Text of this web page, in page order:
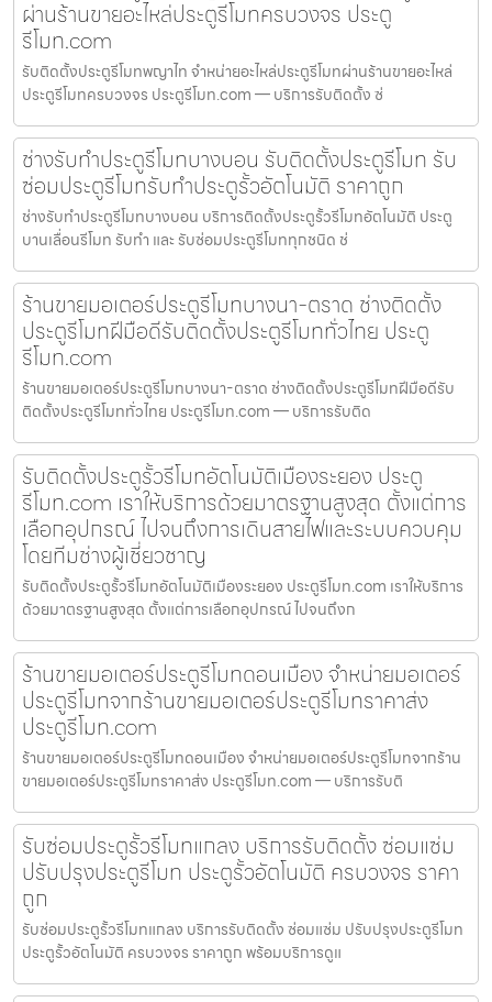
ผ่านร้านขายอะไหล่ประตูรีโมทครบวงจร ประตู
รีโมท.com
รับติดตั้งประตูรีโมทพญาไท จำหน่ายอะไหล่ประตูรีโมทผ่านร้านขายอะไหล่
ประตูรีโมทครบวงจร ประตูรีโมท.com — บริการรับติดตั้ง ซ่
ช่างรับทำประตูรีโมทบางบอน รับติดตั้งประตูรีโมท รับ
ซ่อมประตูรีโมทรับทำประตูรั้วอัตโนมัติ ราคาถูก
ช่างรับทำประตูรีโมทบางบอน บริการติดตั้งประตูรั้วรีโมทอัตโนมัติ ประตู
บานเลื่อนรีโมท รับทำ และ รับซ่อมประตูรีโมททุกชนิด ช่
ร้านขายมอเตอร์ประตูรีโมทบางนา-ตราด ช่างติดตั้ง
ประตูรีโมทฝีมือดีรับติดตั้งประตูรีโมททั่วไทย ประตู
รีโมท.com
ร้านขายมอเตอร์ประตูรีโมทบางนา-ตราด ช่างติดตั้งประตูรีโมทฝีมือดีรับ
ติดตั้งประตูรีโมททั่วไทย ประตูรีโมท.com — บริการรับติด
รับติดตั้งประตูรั้วรีโมทอัตโนมัติเมืองระยอง ประตู
รีโมท.com เราให้บริการด้วยมาตรฐานสูงสุด ตั้งแต่การ
เลือกอุปกรณ์ ไปจนถึงการเดินสายไฟและระบบควบคุม
โดยทีมช่างผู้เชี่ยวชาญ
รับติดตั้งประตูรั้วรีโมทอัตโนมัติเมืองระยอง ประตูรีโมท.com เราให้บริการ
ด้วยมาตรฐานสูงสุด ตั้งแต่การเลือกอุปกรณ์ ไปจนถึงก
ร้านขายมอเตอร์ประตูรีโมทดอนเมือง จำหน่ายมอเตอร์
ประตูรีโมทจากร้านขายมอเตอร์ประตูรีโมทราคาส่ง
ประตูรีโมท.com
ร้านขายมอเตอร์ประตูรีโมทดอนเมือง จำหน่ายมอเตอร์ประตูรีโมทจากร้าน
ขายมอเตอร์ประตูรีโมทราคาส่ง ประตูรีโมท.com — บริการรับติ
รับซ่อมประตูรั้วรีโมทแกลง บริการรับติดตั้ง ซ่อมแซ่ม
ปรับปรุงประตูรีโมท ประตูรั้วอัตโนมัติ ครบวงจร ราคา
ถูก
รับซ่อมประตูรั้วรีโมทแกลง บริการรับติดตั้ง ซ่อมแซ่ม ปรับปรุงประตูรีโมท
ประตูรั้วอัตโนมัติ ครบวงจร ราคาถูก พร้อมบริการดูแ